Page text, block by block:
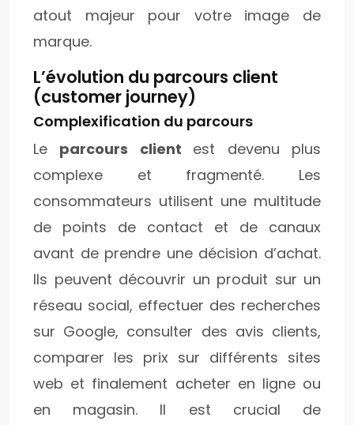
atout majeur pour votre image de
marque.
L’évolution du parcours client
(customer journey)
Complexification du parcours
Le parcours client est devenu plus
complexe et fragmenté. Les
consommateurs utilisent une multitude
de points de contact et de canaux
avant de prendre une décision d’achat.
Ils peuvent découvrir un produit sur un
réseau social, effectuer des recherches
sur Google, consulter des avis clients,
comparer les prix sur différents sites
web et finalement acheter en ligne ou
en magasin. Il est crucial de